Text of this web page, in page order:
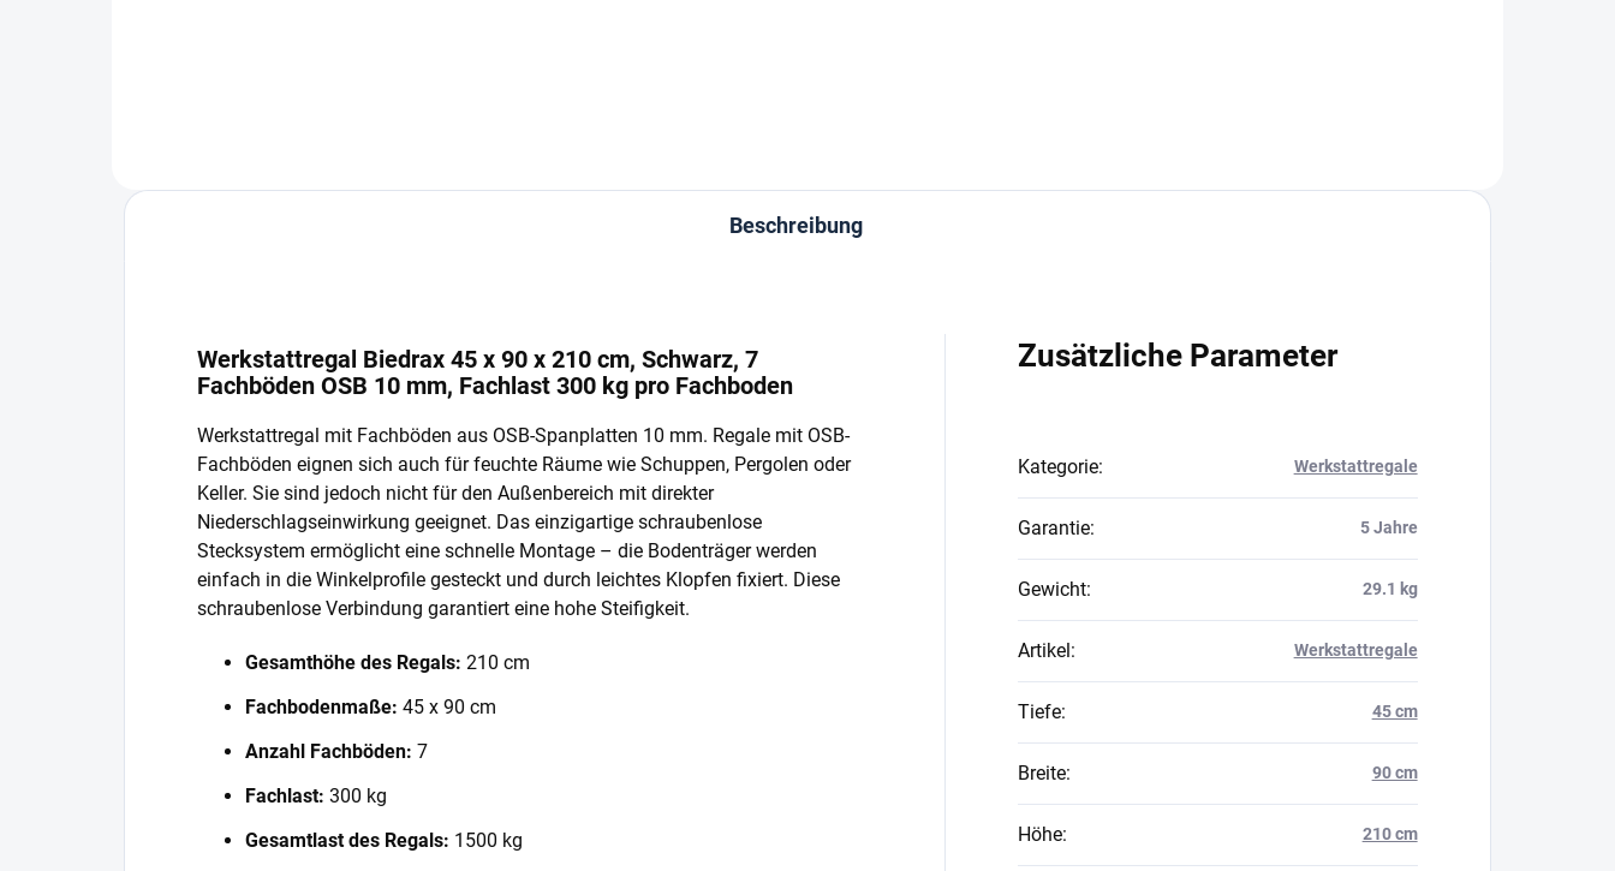
Beschreibung
Werkstattregal Biedrax 45 x 90 x 210 cm, Schwarz, 7
Fachböden OSB 10 mm, Fachlast 300 kg pro Fachboden
Werkstattregal mit Fachböden aus OSB-Spanplatten 10 mm. Regale mit OSB-
Fachböden eignen sich auch für feuchte Räume wie Schuppen, Pergolen oder
Keller. Sie sind jedoch nicht für den Außenbereich mit direkter
Niederschlagseinwirkung geeignet. Das einzigartige schraubenlose
Stecksystem ermöglicht eine schnelle Montage – die Bodenträger werden
einfach in die Winkelprofile gesteckt und durch leichtes Klopfen fixiert. Diese
schraubenlose Verbindung garantiert eine hohe Steifigkeit.
Gesamthöhe des Regals: 210 cm
Fachbodenmaße: 45 x 90 cm
Anzahl Fachböden: 7
Fachlast: 300 kg
Gesamtlast des Regals: 1500 kg
Zusätzliche Parameter
Kategorie: Werkstattregale
Garantie: 5 Jahre
Gewicht: 29.1 kg
Artikel: Werkstattregale
Tiefe: 45 cm
Breite: 90 cm
Höhe: 210 cm